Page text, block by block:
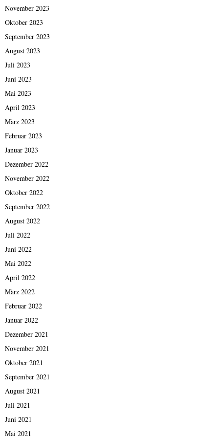
November 2023
Oktober 2023
September 2023
August 2023
Juli 2023
Juni 2023
Mai 2023
April 2023
März 2023
Februar 2023
Januar 2023
Dezember 2022
November 2022
Oktober 2022
September 2022
August 2022
Juli 2022
Juni 2022
Mai 2022
April 2022
März 2022
Februar 2022
Januar 2022
Dezember 2021
November 2021
Oktober 2021
September 2021
August 2021
Juli 2021
Juni 2021
Mai 2021